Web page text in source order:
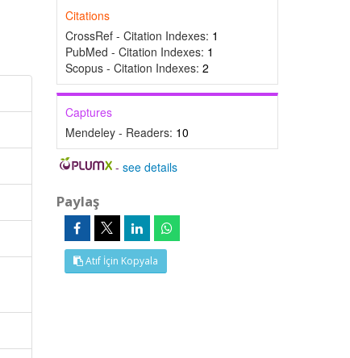
Citations
CrossRef - Citation Indexes: 1
PubMed - Citation Indexes: 1
Scopus - Citation Indexes: 2
Captures
Mendeley - Readers: 10
-see details
Paylaş
Atıf İçin Kopyala